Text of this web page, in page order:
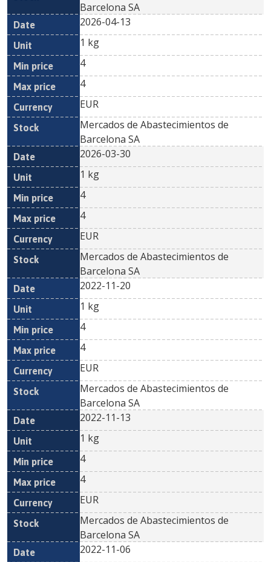
Barcelona SA
2026-04-13
1 kg
4
4
EUR
Mercados de Abastecimientos de
Barcelona SA
2026-03-30
1 kg
4
4
EUR
Mercados de Abastecimientos de
Barcelona SA
2022-11-20
1 kg
4
4
EUR
Mercados de Abastecimientos de
Barcelona SA
2022-11-13
1 kg
4
4
EUR
Mercados de Abastecimientos de
Barcelona SA
2022-11-06